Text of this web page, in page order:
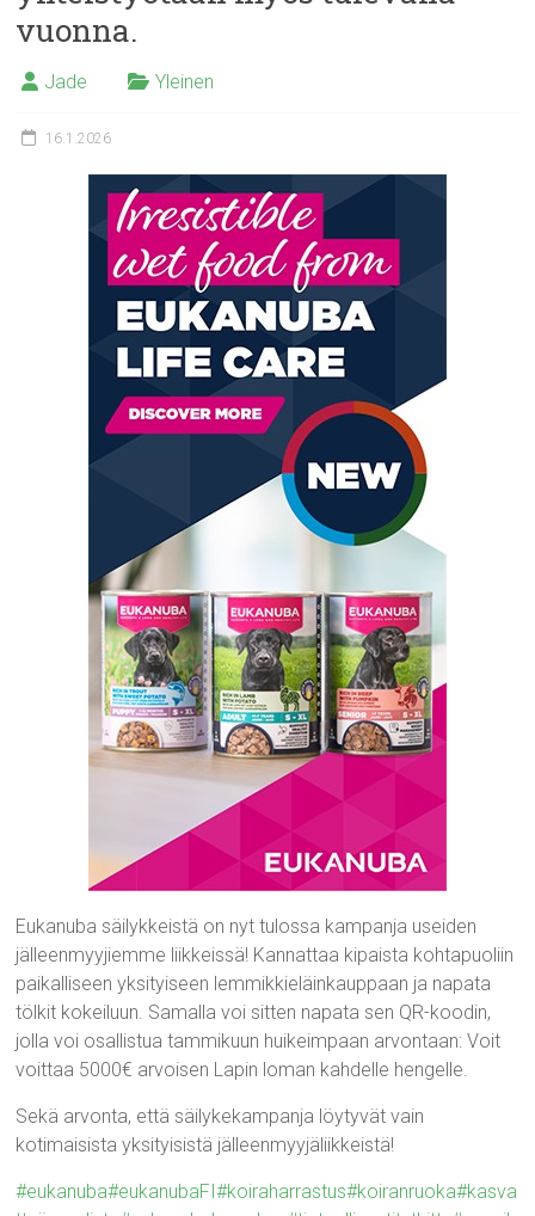
vuonna.
Jade Yleinen
16.1.2026
Eukanuba säilykkeistä on nyt tulossa kampanja useiden
jälleenmyyjiemme liikkeissä! Kannattaa kipaista kohtapuoliin
paikalliseen yksityiseen lemmikkieläinkauppaan ja napata
tölkit kokeiluun. Samalla voi sitten napata sen QR-koodin,
jolla voi osallistua tammikuun huikeimpaan arvontaan: Voit
voittaa 5000€ arvoisen Lapin loman kahdelle hengelle.
Sekä arvonta, että säilykekampanja löytyvät vain
kotimaisista yksityisistä jälleenmyyjäliikkeistä!
#eukanuba#eukanubaFI#koiraharrastus#koiranruoka#kasva